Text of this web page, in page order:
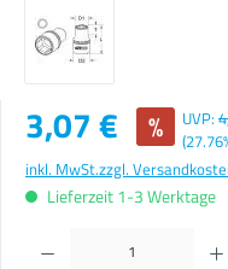
Verkaufspreis:
3,07 € % UVP:
inkl. MwSt.zzgl.
Lieferzeit 1-3 Werktage
Produkt Anzahl: Gib den gewünschten